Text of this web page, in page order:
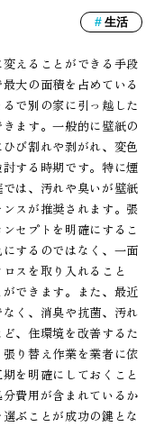
生活
えることができる手段
大の面積を占めている
で別の家に引っ越した
ます。一般的に壁紙の
び割れや剥がれ、変色
する時期です。特に煙
は、汚れや臭いが壁紙
スが推奨されます。張
セプトを明確にするこ
するのではなく、一面
スを取り入れること
できます。また、最近
く、消臭や抗菌、汚れ
、住環境を改善するた
り替え作業を業者に依
を明確にしておくこと
費用が含まれているか
ぶことが成功の鍵とな